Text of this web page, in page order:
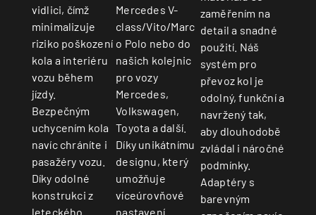
vidlici, čímž
minimalizuje
riziko poškození
kola a interiéru
vozu během
jízdy.
Bezpečným
uchycením kola
navíc chráníte i
pasažéry vozu.
Díky odolné
konstrukci z
leteckého
Mercedes V-
class/Vito/Marc
o Polo nebo do
našich kolejnic
pro vozy
Mercedes,
Volkswagen,
Toyota a další.
Díky unikátnímu
designu, který
umožňuje
víceúrovňové
nastavení
zaměřením na
detail a snadné
použití. Náš
systém pro
převoz kol je
odolný, funkční a
navržený tak,
aby dlouhodobě
zvládal i náročné
podmínky.
Adaptéry s
barevným